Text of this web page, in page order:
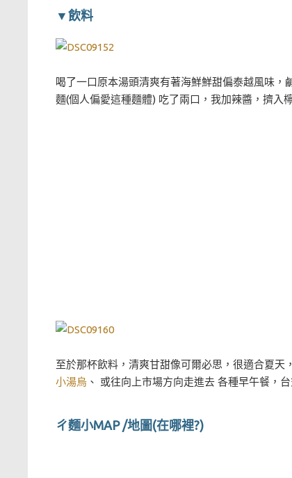
▼飲料
喝了一口原本湯頭清爽有著海鮮鮮甜偏泰越風味
麵(個人偏愛這種麵體) 吃了兩口，我加辣醬，擠
至於那杯飲料，清爽甘甜像可爾必思，很適合夏
小湯烏 、 或往向上市場方向走進去 各種早午餐，
ㄔ麵小MAP /地圖(在哪裡?)